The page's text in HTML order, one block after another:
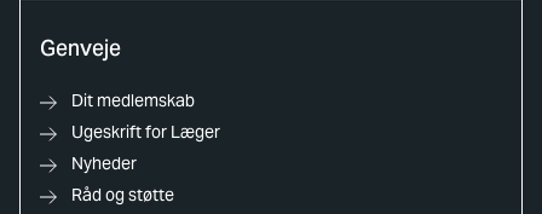
Genveje
Dit medlemskab
Ugeskrift for Læger
Nyheder
Råd og støtte